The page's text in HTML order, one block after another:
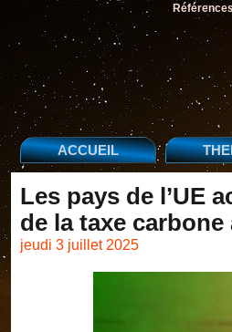
ACCUEIL
Les pays de l’UE
de la taxe
jeudi 3 juillet 2025